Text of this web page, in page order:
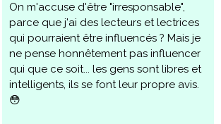
On m'accuse d'être "irresponsable",
parce que j'ai des lecteurs et lectrices
qui pourraient être influencés ? Mais je
ne pense honnêtement pas influencer
qui que ce soit... les gens sont libres et
intelligents, ils se font leur propre avis.
😳